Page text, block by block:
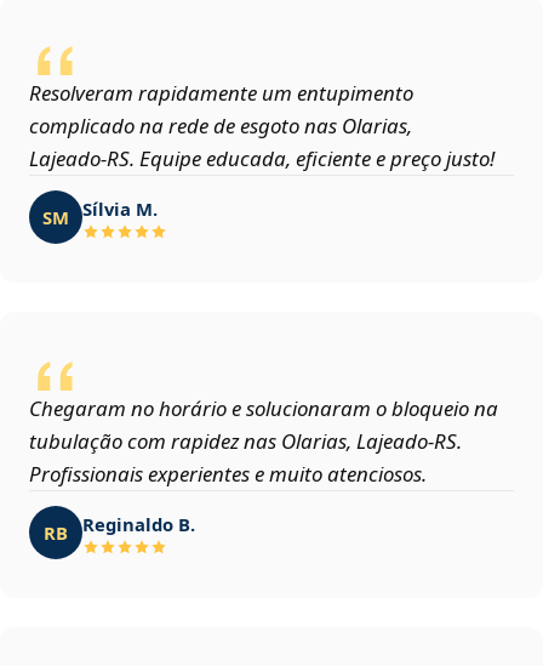
Resolveram rapidamente um entupimento
complicado na rede de esgoto nas Olarias,
Lajeado‑RS. Equipe educada, eficiente e preço justo!
SM Sílvia M.
Chegaram no horário e solucionaram o bloqueio na
tubulação com rapidez nas Olarias, Lajeado‑RS.
Profissionais experientes e muito atenciosos.
RB Reginaldo B.